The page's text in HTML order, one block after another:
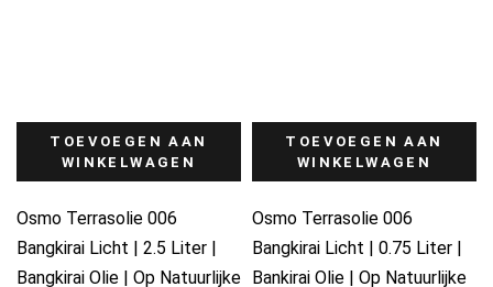
TOEVOEGEN AAN
WINKELWAGEN
Osmo Terrasolie 006
Bangkirai Licht | 2.5 Liter |
Bangkirai Olie | Op Natuurlijke
TOEVOEGEN AAN
WINKELWAGEN
Osmo Terrasolie 006
Bangkirai Licht | 0.75 Liter |
Bankirai Olie | Op Natuurlijke